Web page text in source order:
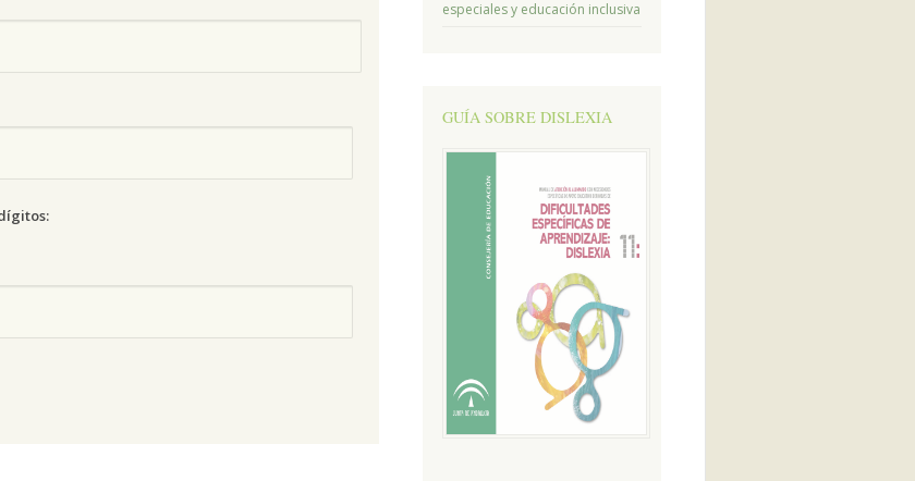
especiales y educación inclusiva
GUÍA SOBRE DISLEXIA